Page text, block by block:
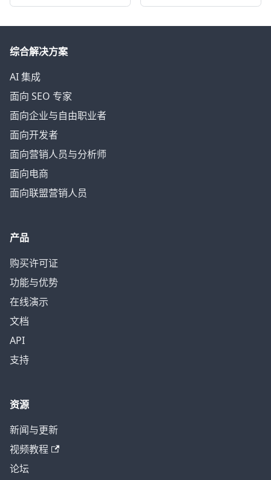
综合解决方案
AI 集成
面向 SEO 专家
面向企业与自由职业者
面向开发者
面向营销人员与分析师
面向电商
面向联盟营销人员
产品
购买许可证
功能与优势
在线演示
文档
API
支持
资源
新闻与更新
视频教程
论坛